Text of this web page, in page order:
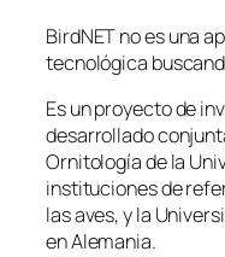
BirdNET no es una
tecnológica
Es un proyecto de
desarrollado
Ornitología de la
instituciones de
las aves, y la
en Alemania.